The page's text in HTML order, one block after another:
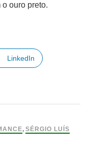
ouro preto.
LinkedIn
, SÉRGIO LUÍS